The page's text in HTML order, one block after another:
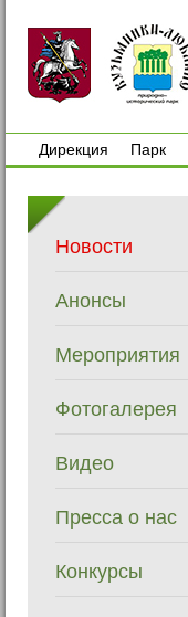
Дирекция
Парк
Новости
Анонсы
Мероприятия
Фотогалерея
Видео
Пресса о нас
Конкурсы